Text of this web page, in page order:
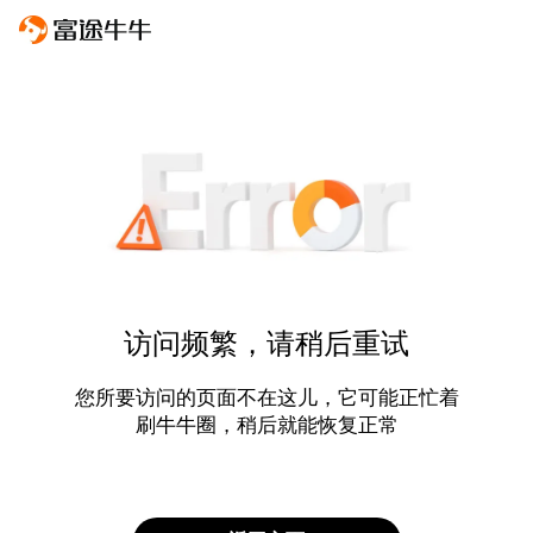
访问频繁，请稍后重试
您所要访问的页面不在这儿，它可能正忙着
刷牛牛圈，稍后就能恢复正常